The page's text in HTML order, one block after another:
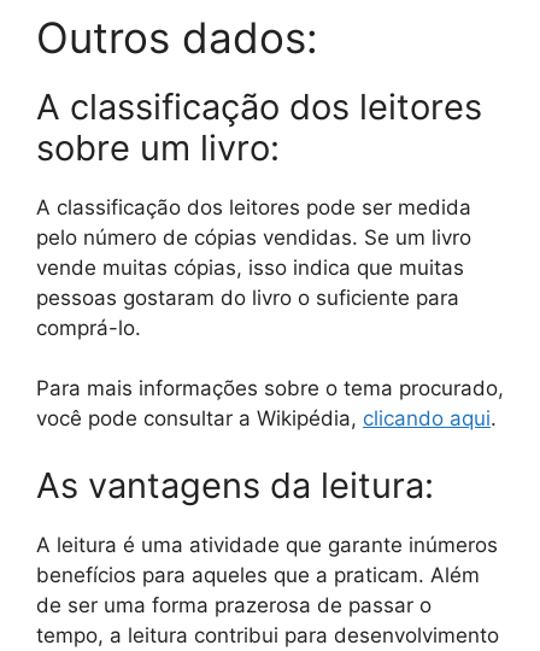
Outros dados:
A classificação dos leitores
sobre um livro:
A classificação dos leitores pode ser medida
pelo número de cópias vendidas. Se um livro
vende muitas cópias, isso indica que muitas
pessoas gostaram do livro o suficiente para
comprá-lo.
Para mais informações sobre o tema procurado,
você pode consultar a Wikipédia, clicando aqui.
As vantagens da leitura:
A leitura é uma atividade que garante inúmeros
benefícios para aqueles que a praticam. Além
de ser uma forma prazerosa de passar o
tempo, a leitura contribui para desenvolvimento